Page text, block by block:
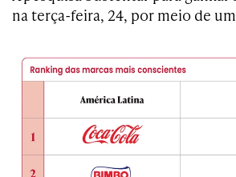
na terça-feira, 24, por meio de um